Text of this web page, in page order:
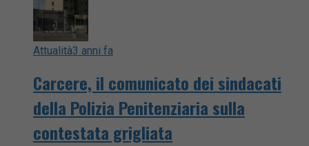
Attualità3 anni fa
Carcere, il comunicato dei sindacati
della Polizia Penitenziaria sulla
contestata grigliata